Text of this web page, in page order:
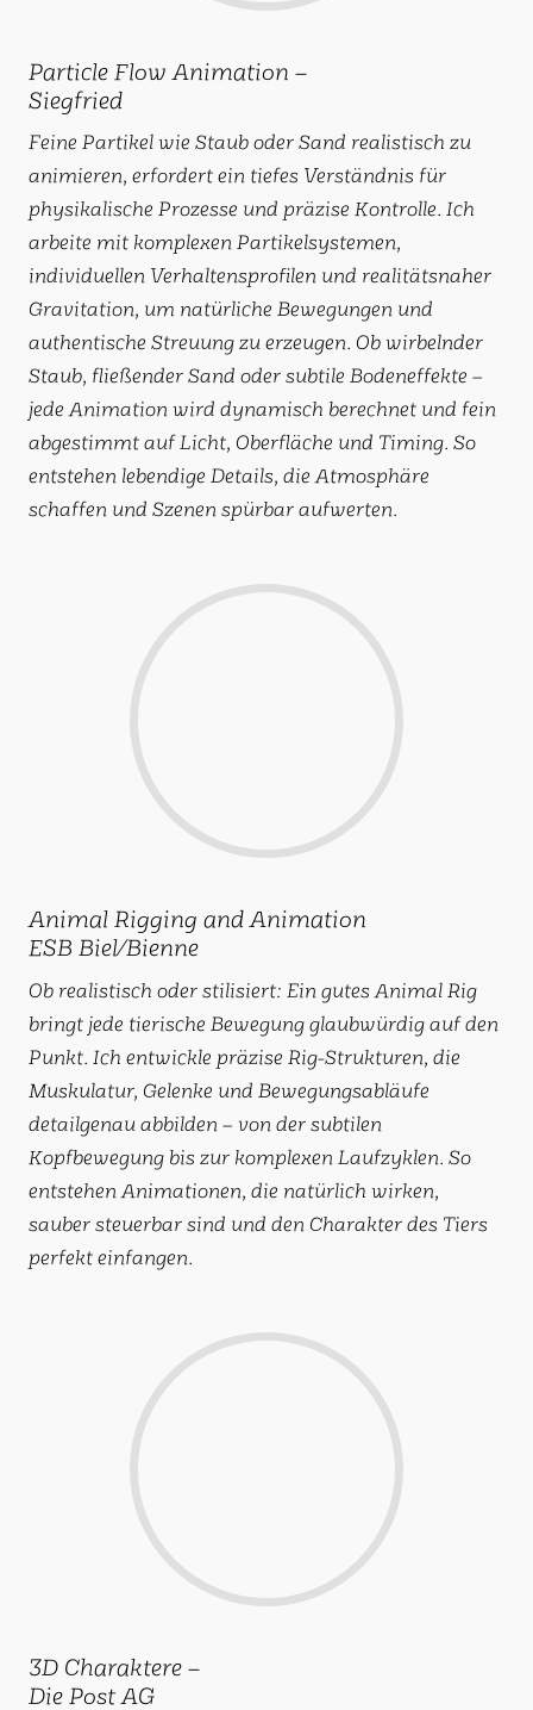
Particle Flow Animation –
Siegfried
Feine Partikel wie Staub oder Sand realistisch zu
animieren, erfordert ein tiefes Verständnis für
physikalische Prozesse und präzise Kontrolle. Ich
arbeite mit komplexen Partikelsystemen,
individuellen Verhaltensprofilen und realitätsnaher
Gravitation, um natürliche Bewegungen und
authentische Streuung zu erzeugen. Ob wirbelnder
Staub, fließender Sand oder subtile Bodeneffekte –
jede Animation wird dynamisch berechnet und fein
abgestimmt auf Licht, Oberfläche und Timing. So
entstehen lebendige Details, die Atmosphäre
schaffen und Szenen spürbar aufwerten.
Animal Rigging and Animation
ESB Biel/Bienne
Ob realistisch oder stilisiert: Ein gutes Animal Rig
bringt jede tierische Bewegung glaubwürdig auf den
Punkt. Ich entwickle präzise Rig-Strukturen, die
Muskulatur, Gelenke und Bewegungsabläufe
detailgenau abbilden – von der subtilen
Kopfbewegung bis zur komplexen Laufzyklen. So
entstehen Animationen, die natürlich wirken,
sauber steuerbar sind und den Charakter des Tiers
perfekt einfangen.
3D Charaktere –
Die Post AG